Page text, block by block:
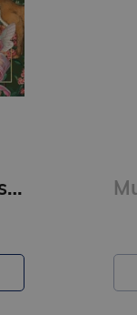
The Sticker Treasury of Woodland Adventures : An eclectic book of stickers for journaling, collaging